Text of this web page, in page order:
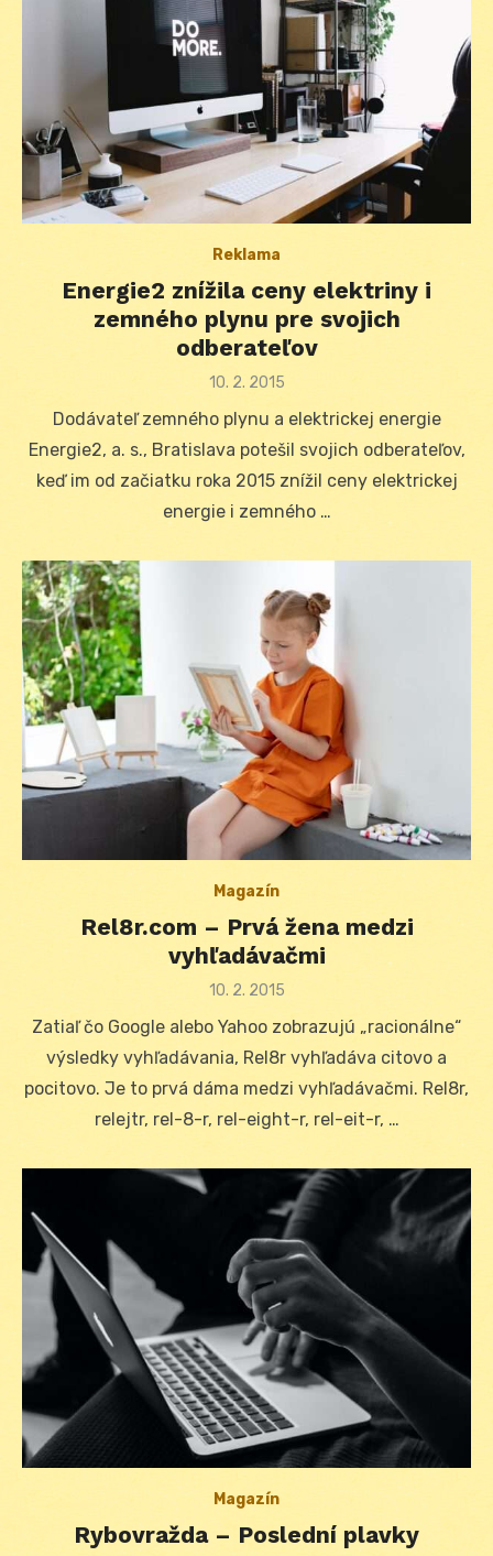
Reklama
Energie2 znížila ceny elektriny i
zemného plynu pre svojich
odberateľov
Posted
10. 2. 2015
Dodávateľ zemného plynu a elektrickej energie
Energie2, a. s., Bratislava potešil svojich odberateľov,
keď im od začiatku roka 2015 znížil ceny elektrickej
energie i zemného …
Magazín
Rel8r.com – Prvá žena medzi
vyhľadávačmi
Posted
10. 2. 2015
Zatiaľ čo Google alebo Yahoo zobrazujú „racionálne“
výsledky vyhľadávania, Rel8r vyhľadáva citovo a
pocitovo. Je to prvá dáma medzi vyhľadávačmi. Rel8r,
relejtr, rel-8-r, rel-eight-r, rel-eit-r, …
Magazín
Rybovražda – Poslední plavky